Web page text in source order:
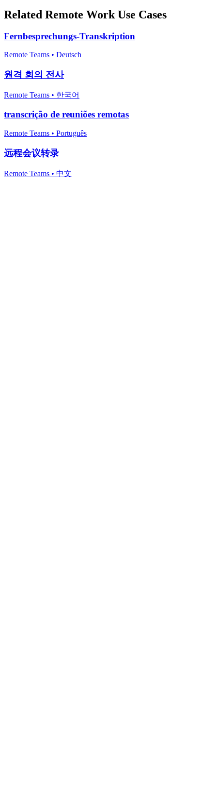
Related Remote Work Use Cases
Fernbesprechungs-Transkription
Remote Teams • Deutsch
원격 회의 전사
Remote Teams • 한국어
transcrição de reuniões remotas
Remote Teams • Português
远程会议转录
Remote Teams • 中文